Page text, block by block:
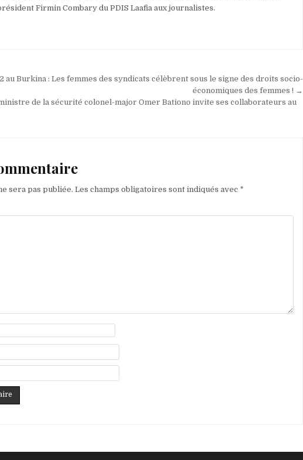
Firmin Combary du PDIS Laafia aux journalistes.
au Burkina : Les femmes des syndicats célèbrent sous le signe des droits socio-
économiques des femmes ! →
de la sécurité colonel-major Omer Bationo invite ses collaborateurs au
sera pas publiée. Les champs obligatoires sont indiqués avec *